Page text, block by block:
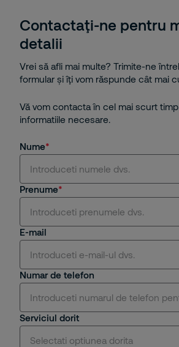
Contactaţi-ne pentru
detalii
Vrei să afli mai multe? Trimite-ne
formular și îţi vom răspunde cât mai
Vă vom contacta în cel mai scurt
informatiile necesare.
Nume
Prenume
E-mail
Numar de telefon
Serviciul dorit
Selectati optiunea dorita